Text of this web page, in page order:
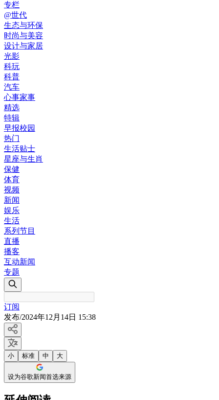
专栏
@世代
生态与环保
时尚与美容
设计与家居
光影
科玩
科普
汽车
心事家事
精选
特辑
早报校园
热门
生活贴士
星座与生肖
保健
体育
视频
新闻
娱乐
生活
系列节目
直播
播客
互动新闻
专题
订阅
发布/2024年12月14日 15:38
小 标准 中 大
设为谷歌新闻首选来源